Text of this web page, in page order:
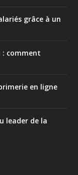
grâce à un
: comment
en ligne
leader de la